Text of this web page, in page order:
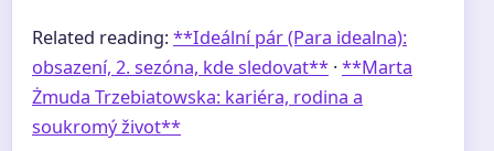
Related reading:**Ideální pár (Para idealna):
obsazení, 2. sezóna, kde sledovat** ·**Marta
Żmuda Trzebiatowska: kariéra, rodina a
soukromý život**